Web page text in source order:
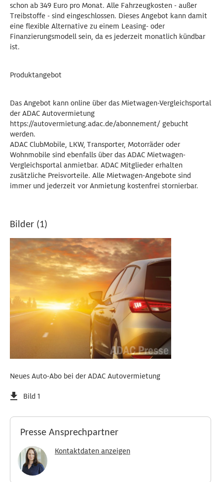
schon ab 349 Euro pro Monat. Alle Fahrzeugkosten - außer
Treibstoffe - sind eingeschlossen. Dieses Angebot kann damit
eine flexible Alternative zu einem Leasing- oder
Finanzierungsmodell sein, da es jederzeit monatlich kündbar
ist.
Produktangebot
Das Angebot kann online über das Mietwagen-Vergleichsportal
der ADAC Autovermietung
https://autovermietung.adac.de/abonnement/ gebucht
werden.
ADAC ClubMobile, LKW, Transporter, Motorräder oder
Wohnmobile sind ebenfalls über das ADAC Mietwagen-
Vergleichsportal anmietbar. ADAC Mitglieder erhalten
zusätzliche Preisvorteile. Alle Mietwagen-Angebote sind
immer und jederzeit vor Anmietung kostenfrei stornierbar.
Bilder (1)
Neues Auto-Abo bei der ADAC Autovermietung
Bild 1
Presse Ansprechpartner
Kontaktdaten anzeigen